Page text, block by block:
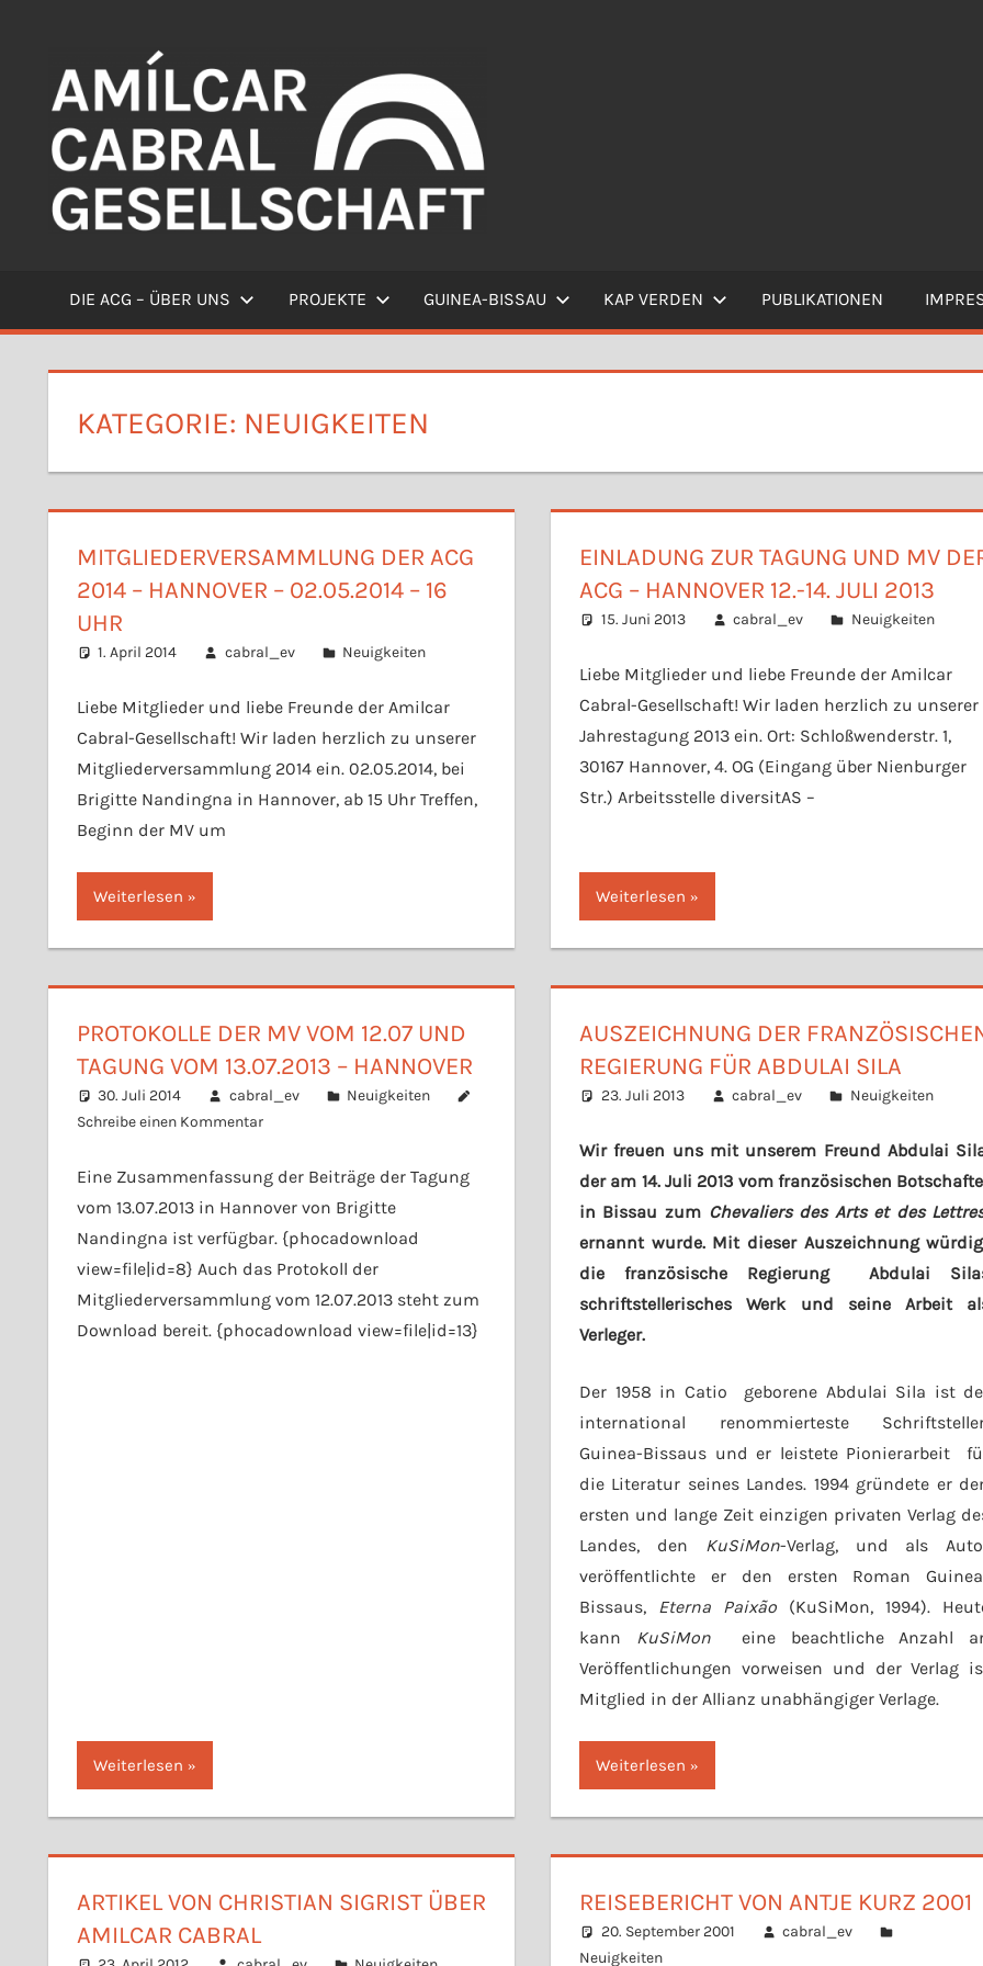
springenWillkommen
DIE ACG – ÜBER UNS PROJEKTE GUINEA-BISSAU KAP VERDEN PUBLIKATIONEN
KATEGORIE: NEUIGKEITEN
MITGLIEDERVERSAMMLUNG DER ACG
2014 – HANNOVER – 02.05.2014 – 16
UHR
1. April 2014 cabral_ev Neuigkeiten
Liebe Mitglieder und liebe Freunde der Amilcar
Cabral-Gesellschaft! Wir laden herzlich zu unserer
Mitgliederversammlung 2014 ein. 02.05.2014, bei
Brigitte Nandingna in Hannover, ab 15 Uhr Treffen,
Beginn der MV um
Weiterlesen
EINLADUNG ZUR TAGUNG UND MV
ACG – HANNOVER 12.-14. JULI 2013
15. Juni 2013 cabral_ev Neuigkeiten
Liebe Mitglieder und liebe Freunde der Amilcar
Cabral-Gesellschaft! Wir laden herzlich zu unserer
Jahrestagung 2013 ein. Ort: Schloßwenderstr. 1,
30167 Hannover, 4. OG (Eingang über Nienburger
Str.) Arbeitsstelle diversitAS –
Weiterlesen
PROTOKOLLE DER MV VOM 12.07 UND
TAGUNG VOM 13.07.2013 – HANNOVER
30. Juli 2014 cabral_ev
Neuigkeiten
Schreibe einen Kommentar
Eine Zusammenfassung der Beiträge der Tagung
vom 13.07.2013 in Hannover von Brigitte
Nandingna ist verfügbar. {phocadownload
view=file|id=8} Auch das Protokoll der
Mitgliederversammlung vom 12.07.2013 steht zum
Download bereit. {phocadownload view=file|id=13}
Weiterlesen
AUSZEICHNUNG DER
REGIERUNG FÜR ABDULAI SILA
23. Juli 2013 cabral_ev Neuigkeiten
Wir freuen uns mit unserem Freund Abdulai
der am 14. Juli 2013 vom französischen
in Bissau zum Chevaliers des Arts et des
ernannt wurde. Mit dieser Auszeichnung
die französische Regierung Abdulai
schriftstellerisches Werk und seine Arbeit
Verleger.
Der 1958 in Catio geborene Abdulai Sila ist
international renommierteste
Guinea-Bissaus und er leistete Pionierarbeit
die Literatur seines Landes. 1994 gründete er
ersten und lange Zeit einzigen privaten Verlag
Landes, den
KuSiMon-Verlag, und als
veröffentlichte er den ersten Roman
Bissaus,
Eterna Paixão (KuSiMon, 1994).
kann
KuSiMoneine beachtliche Anzahl
Veröffentlichungen vorweisen und der Verlag
Mitglied in der Allianz unabhängiger Verlage.
Weiterlesen
ARTIKEL VON CHRISTIAN SIGRIST ÜBER
AMILCAR CABRAL
REISEBERICHT VON ANTJE KURZ 2001
20. September 2001
cabral_ev
Neuigkeiten